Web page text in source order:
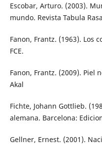
Escobar, Arturo. (2003).
mundo. Revista Tabula
Fanon, Frantz. (1963). Los
FCE.
Fanon, Frantz. (2009). Piel
Akal
Fichte, Johann Gottlieb.
alemana. Barcelona:
Gellner, Ernest. (2001).